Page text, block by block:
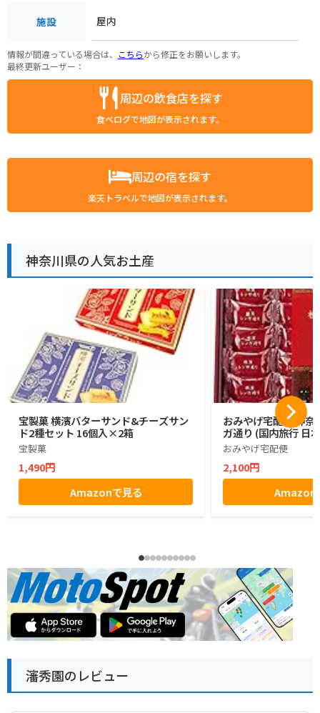
施設 屋内
情報が間違っている場合は、 こちらから修正をお願いします。
最終更新ユーザー：
周辺の飲食店を探す
食べログで地図が表示されます。
周辺の宿を探す
楽天トラベルで地図が表示されます。
神奈川県の人気お土産
宝製菓 横濱バターサンド&チーズサン
ド2種セット 16個入×2箱
宝製菓
1,490円
Amazonで見る
おみやげ宅配便 神奈
ガ通り (国内旅行 日
おみやげ宅配便
2,100円
Amazon
瀋秀園のレビュー